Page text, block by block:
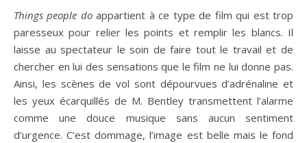
Things people doappartient à ce type de film qui est trop
paresseux pour relier les points et remplir les blancs. Il
laisse au spectateur le soin de faire tout le travail et de
chercher en lui des sensations que le film ne lui donne pas.
Ainsi, les scènes de vol sont dépourvues d’adrénaline et
les yeux écarquillés de M. Bentley transmettent l’alarme
comme une douce musique sans aucun sentiment
d’urgence. C’est dommage, l’image est belle mais le fond